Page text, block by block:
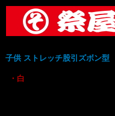
子供 ストレッチ股引ズボン型
・白